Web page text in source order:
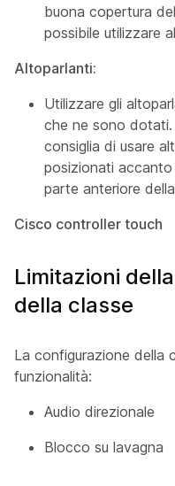
buona copertura
possibile utilizzare
Altoparlanti:
Utilizzare gli
che ne sono dotati.
consiglia di usare
posizionati accanto
parte anteriore
Cisco controller touch
Limitazioni
della classe
La configurazione della
funzionalità:
Audio direzionale
Blocco su lavagna